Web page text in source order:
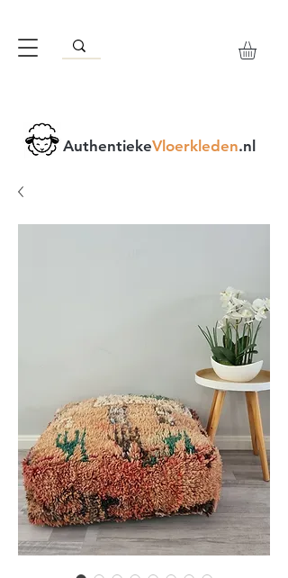
AuthentiekeVloerkleden.nl